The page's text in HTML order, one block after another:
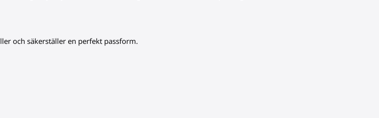
och säkerställer en perfekt passform.